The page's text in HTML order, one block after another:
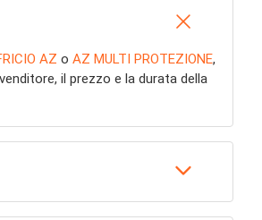
AZ o AZ MULTI PROTEZIONE,
il prezzo e la durata della